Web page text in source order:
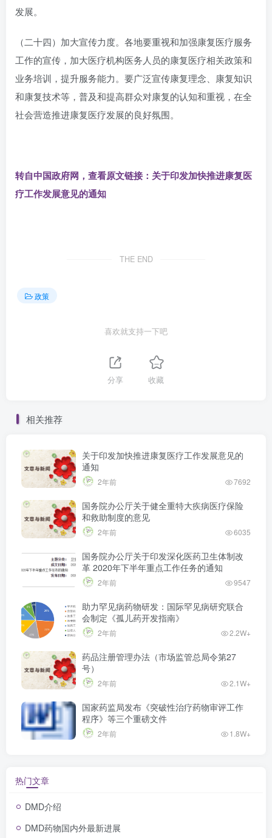
发展。
（二十四）加大宣传力度。各地要重视和加强康复医疗服务
工作的宣传，加大医疗机构医务人员的康复医疗相关政策和
业务培训，提升服务能力。要广泛宣传康复理念、康复知识
和康复技术等，普及和提高群众对康复的认知和重视，在全
社会营造推进康复医疗发展的良好氛围。
转自中国政府网，查看原文链接：关于印发加快推进康复医
疗工作发展意见的通知
THE END
政策
喜欢就支持一下吧
分享 收藏
相关推荐
关于印发加快推进康复医疗工作发展意见的
通知
2年前 7692
国务院办公厅关于健全重特大疾病医疗保险
和救助制度的意见
2年前 6035
国务院办公厅关于印发深化医药卫生体制改
革 2020年下半年重点工作任务的通知
2年前 9547
助力罕见病药物研发：国际罕见病研究联合
会制定《孤儿药开发指南》
2年前 2.2W+
药品注册管理办法（市场监管总局令第27
号）
2年前 2.1W+
国家药监局发布《突破性治疗药物审评工作
程序》等三个重磅文件
2年前 1.8W+
热门文章
DMD介绍
DMD药物国内外最新进展